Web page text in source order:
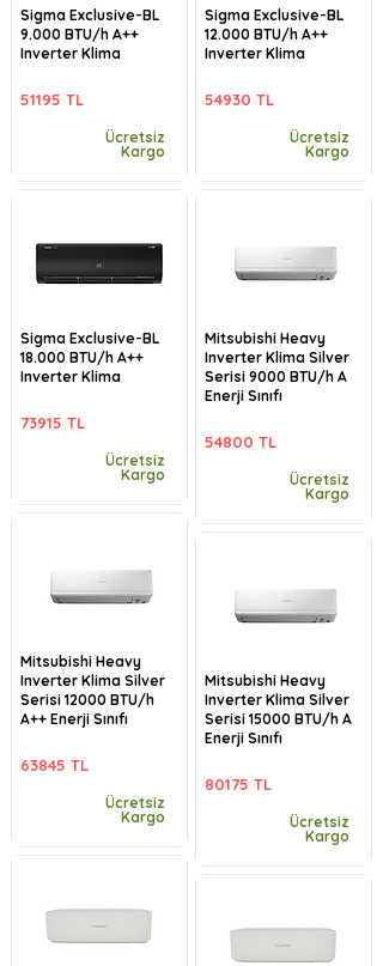
Sigma Exclusive-BL
9.000 BTU/h A++
Inverter Klima
51195 TL
Ücretsiz
Kargo
Sigma Exclusive-BL
18.000 BTU/h A++
Inverter Klima
73915 TL
Ücretsiz
Kargo
Mitsubishi Heavy
Inverter Klima Silver
Serisi 12000 BTU/h
A++ Enerji Sınıfı
63845 TL
Ücretsiz
Kargo
Sigma Exclusive-BL
12.000 BTU/h A++
Inverter Klima
54930 TL
Ücretsiz
Kargo
Mitsubishi Heavy
Inverter Klima Silver
Serisi 9000 BTU/h A
Enerji Sınıfı
54800 TL
Ücretsiz
Kargo
Mitsubishi Heavy
Inverter Klima Silver
Serisi 15000 BTU/h A
Enerji Sınıfı
80175 TL
Ücretsiz
Kargo